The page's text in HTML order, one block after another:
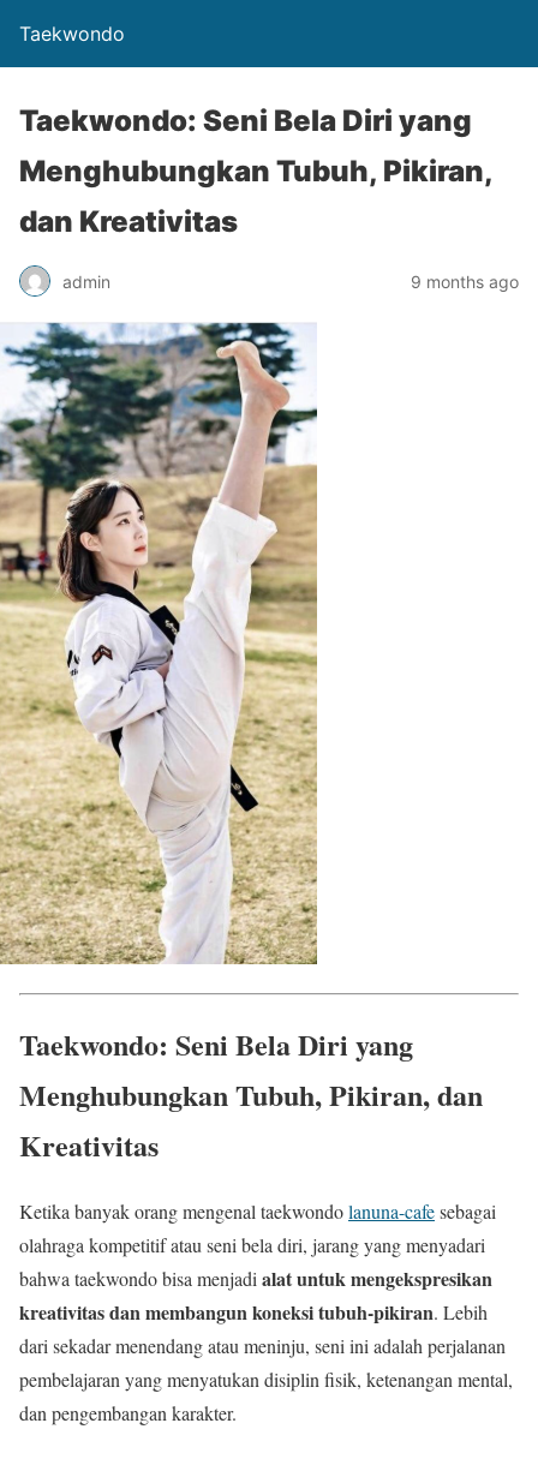
Taekwondo
Taekwondo: Seni Bela Diri yang
Menghubungkan Tubuh, Pikiran,
dan Kreativitas
admin 9 months ago
Taekwondo: Seni Bela Diri yang
Menghubungkan Tubuh, Pikiran, dan
Kreativitas
Ketika banyak orang mengenal taekwondolanuna-cafesebagai
olahraga kompetitif atau seni bela diri, jarang yang menyadari
bahwa taekwondo bisa menjadi alat untuk mengekspresikan
kreativitas dan membangun koneksi tubuh-pikiran. Lebih
dari sekadar menendang atau meninju, seni ini adalah perjalanan
pembelajaran yang menyatukan disiplin fisik, ketenangan mental,
dan pengembangan karakter.